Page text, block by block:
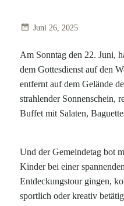
Juni 26, 2025
Am Sonntag den 22. Juni,
dem Gottesdienst auf den
entfernt auf dem Gelände
strahlender Sonnenschein,
Buffet mit Salaten,
Und der Gemeindetag bot
Kinder bei einer
Entdeckungstour gingen,
sportlich oder kreativ